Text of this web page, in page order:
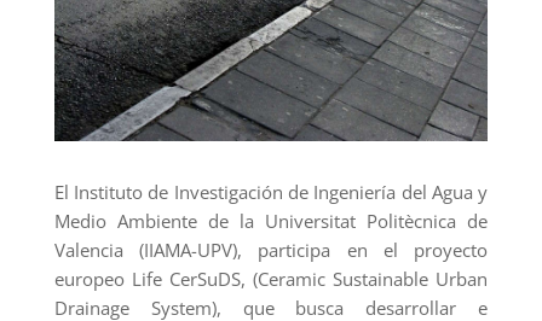
El Instituto de Investigación de Ingeniería del Agua y
Medio Ambiente de la Universitat Politècnica de
Valencia (IIAMA-UPV), participa en el proyecto
europeo Life CerSuDS, (Ceramic Sustainable Urban
Drainage System), que busca desarrollar e